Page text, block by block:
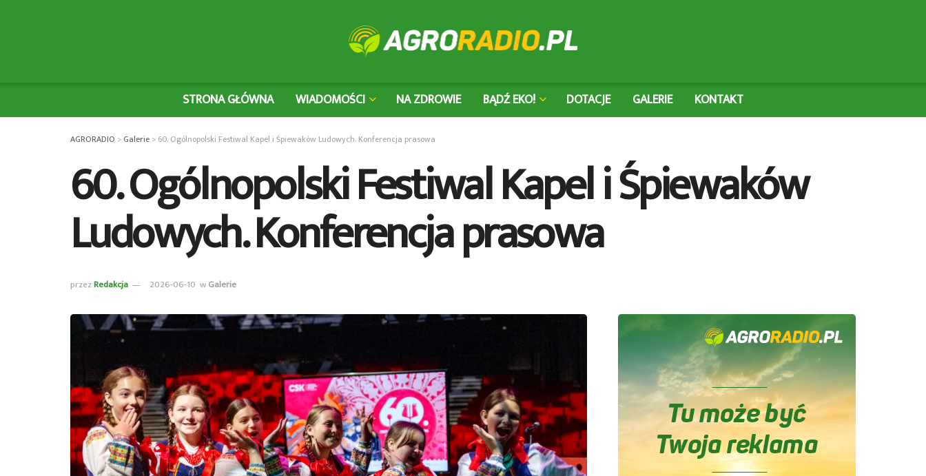
STRONA GŁÓWNA WIADOMOŚCI NA ZDROWIE BĄDŹ EKO! DOTACJE GALERIE KONTAKT
AGRORADIO > Galerie > 60. Ogólnopolski Festiwal Kapel i Śpiewaków Ludowych. Konferencja prasowa
60. Ogólnopolski Festiwal Kapel i Śpiewaków
Ludowych. Konferencja prasowa
przezRedakcja 2026-06-10 wGalerie